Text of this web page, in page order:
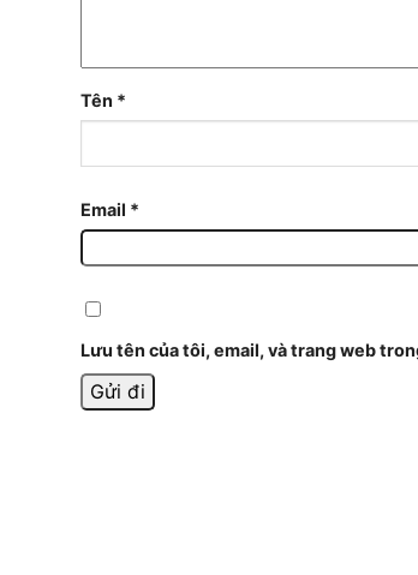
Tên *
Email *
Lưu tên của tôi, email, và trang web